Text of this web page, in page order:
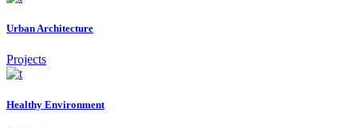
Urban Architecture
Projects
Healthy Environment